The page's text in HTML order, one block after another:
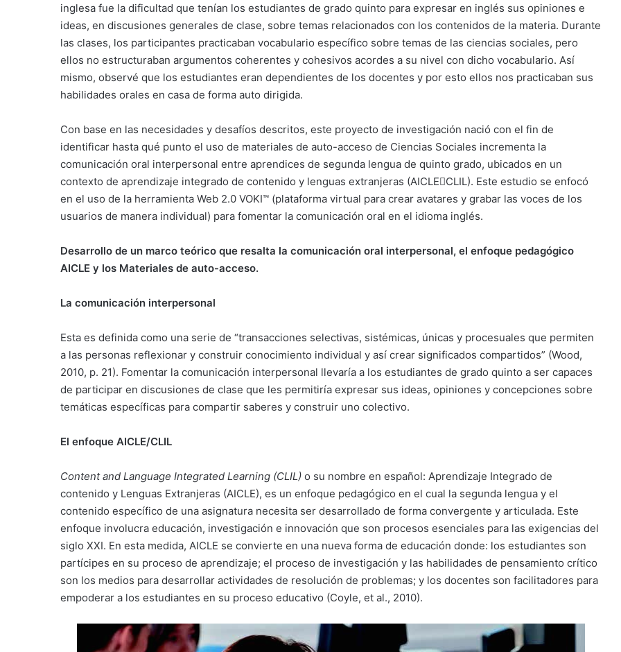
inglesa fue la dificultad que tenían los estudiantes de grado quinto para expresar en inglés sus opiniones e
ideas, en discusiones generales de clase, sobre temas relacionados con los contenidos de la materia. Durante
las clases, los participantes practicaban vocabulario específico sobre temas de las ciencias sociales, pero
ellos no estructuraban argumentos coherentes y cohesivos acordes a su nivel con dicho vocabulario. Así
mismo, observé que los estudiantes eran dependientes de los docentes y por esto ellos nos practicaban sus
habilidades orales en casa de forma auto dirigida.
Con base en las necesidades y desafíos descritos, este proyecto de investigación nació con el fin de
identificar hasta qué punto el uso de materiales de auto-acceso de Ciencias Sociales incrementa la
comunicación oral interpersonal entre aprendices de segunda lengua de quinto grado, ubicados en un
contexto de aprendizaje integrado de contenido y lenguas extranjeras (AICLE􀂓CLIL). Este estudio se enfocó
en el uso de la herramienta Web 2.0 VOKI™ (plataforma virtual para crear avatares y grabar las voces de los
usuarios de manera individual) para fomentar la comunicación oral en el idioma inglés.
Desarrollo de un marco teórico que resalta la comunicación oral interpersonal, el enfoque pedagógico
AICLE y los Materiales de auto-acceso.
La comunicación interpersonal
Esta es definida como una serie de “transacciones selectivas, sistémicas, únicas y procesuales que permiten
a las personas reflexionar y construir conocimiento individual y así crear significados compartidos” (Wood,
2010, p. 21). Fomentar la comunicación interpersonal llevaría a los estudiantes de grado quinto a ser capaces
de participar en discusiones de clase que les permitiría expresar sus ideas, opiniones y concepciones sobre
temáticas específicas para compartir saberes y construir uno colectivo.
El enfoque AICLE/CLIL
Content and Language Integrated Learning (CLIL) o su nombre en español: Aprendizaje Integrado de
contenido y Lenguas Extranjeras (AICLE), es un enfoque pedagógico en el cual la segunda lengua y el
contenido específico de una asignatura necesita ser desarrollado de forma convergente y articulada. Este
enfoque involucra educación, investigación e innovación que son procesos esenciales para las exigencias del
siglo XXI. En esta medida, AICLE se convierte en una nueva forma de educación donde: los estudiantes son
partícipes en su proceso de aprendizaje; el proceso de investigación y las habilidades de pensamiento crítico
son los medios para desarrollar actividades de resolución de problemas; y los docentes son facilitadores para
empoderar a los estudiantes en su proceso educativo (Coyle, et al., 2010).